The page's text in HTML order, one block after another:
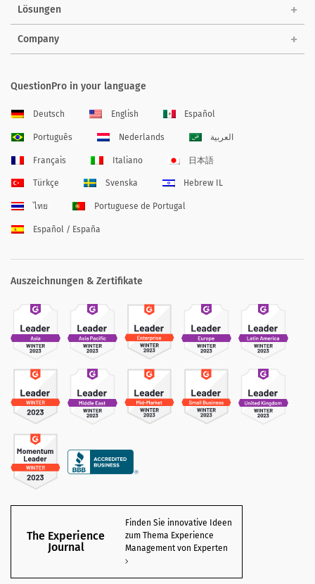
Lösungen
Company
QuestionPro in your language
Deutsch English Español
Português Nederlands العربية
Français Italiano 日本語
Türkçe Svenska Hebrew IL
ไทย Portuguese de Portugal
Español / España
Auszeichnungen & Zertifikate
The Experience
Journal
Finden Sie innovative Ideen
zum Thema Experience
Management von Experten